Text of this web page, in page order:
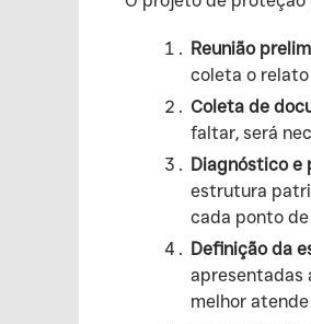
Reunião
coleta o
Coleta de
faltar, será
Diagnóstico e
estrutura
cada ponto
Definição da
apresentadas
melhor